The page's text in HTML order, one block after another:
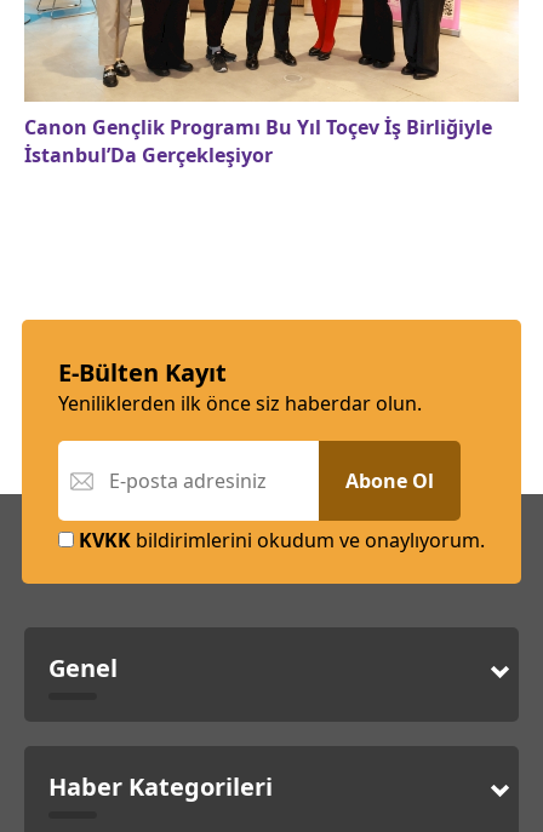
Canon Gençlik Programı Bu Yıl Toçev İş Birliğiyle
İstanbul’Da Gerçekleşiyor
E-Bülten Kayıt
Yeniliklerden ilk önce siz haberdar olun.
Abone Ol
KVKK bildirimlerini okudum ve onaylıyorum.
Genel
Haber Kategorileri